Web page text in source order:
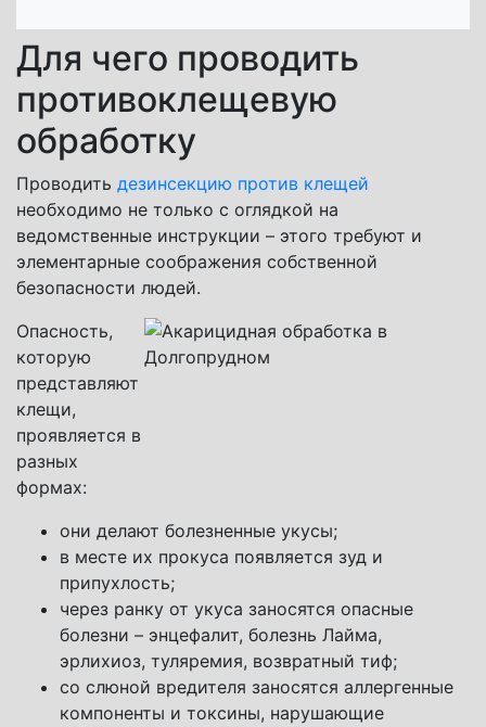
Для чего проводить
противоклещевую
обработку
Проводить дезинсекцию против клещей
необходимо не только с оглядкой на
ведомственные инструкции – этого требуют и
элементарные соображения собственной
безопасности людей.
Опасность,
которую
представляют
клещи,
проявляется в
разных
формах:
они делают болезненные укусы;
в месте их прокуса появляется зуд и
припухлость;
через ранку от укуса заносятся опасные
болезни – энцефалит, болезнь Лайма,
эрлихиоз, туляремия, возвратный тиф;
со слюной вредителя заносятся аллергенные
компоненты и токсины, нарушающие